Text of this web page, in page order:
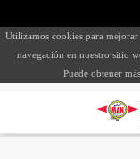
Utilizamos cookies para
navegación en nuestro sitio
Puede obtener